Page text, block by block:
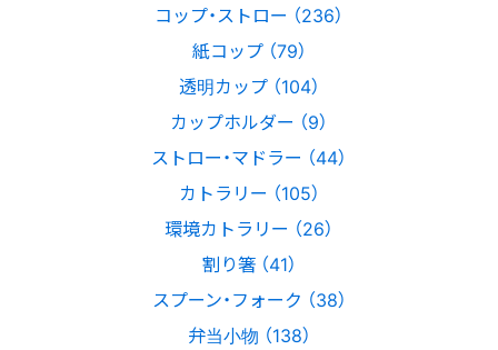
コップ・ストロー （236）
紙コップ （79）
透明カップ （104）
カップホルダー （9）
ストロー・マドラー （44）
カトラリー （105）
環境カトラリー （26）
割り箸 （41）
スプーン・フォーク （38）
弁当小物 （138）